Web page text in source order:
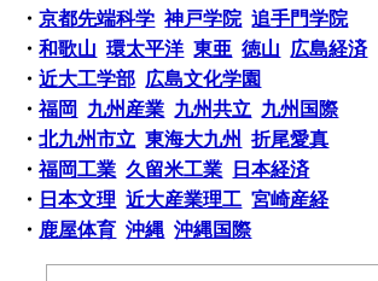
・京都先端科学 神戸学院 追手門学院
・和歌山 環太平洋 東亜 徳山 広島経済
・近大工学部 広島文化学園
・福岡 九州産業 九州共立 九州国際
・北九州市立 東海大九州
折尾愛真
・福岡工業 久留米工業
日本経済
・ 日本文理 近大産業理工 宮崎産経
・ 鹿屋体育 沖縄 沖縄国際